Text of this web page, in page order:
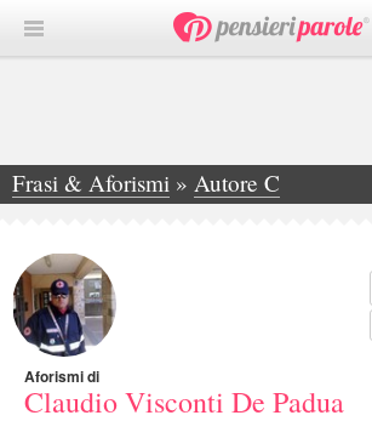
Frasi & Aforismi » Autore C
»Claudio Visconti De Padua
Aforismi di
Claudio Visconti De Padua